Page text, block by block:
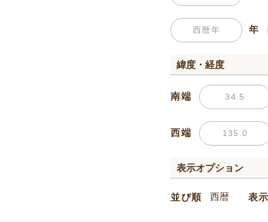
年
緯度・経度
南端
西端
表示オプション
並び順 表